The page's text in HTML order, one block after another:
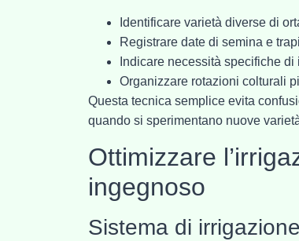
Identificare varietà diverse di
Registrare date di semina e
Indicare necessità specifiche
Organizzare rotazioni colturali
Questa tecnica semplice evita
quando si sperimentano nuove
Ottimizzare
ingegnoso
Sistema di